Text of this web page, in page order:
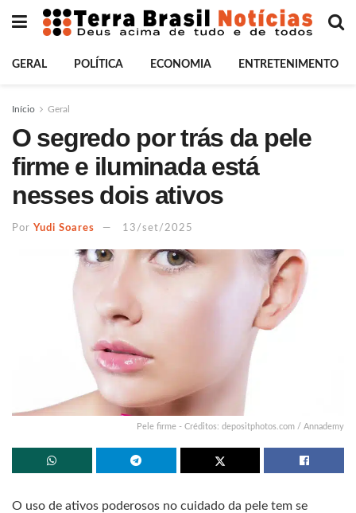
GERAL POLÍTICA ECONOMIA ENTRETENIMENTO
Início Geral
O segredo por trás da pele
firme e iluminada está
nesses dois ativos
Por Yudi Soares 13/set/2025
Pele firme - Créditos: depositphotos.com / Annademy
O uso de ativos poderosos no cuidado da pele tem se